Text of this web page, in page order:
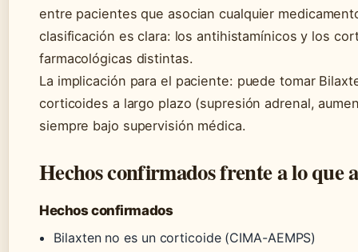
entre pacientes que asocian cualquier
clasificación es clara: los antihistamínicos y los
farmacológicas distintas.
La implicación para el paciente: puede tomar
corticoides a largo plazo (supresión adrenal,
siempre bajo supervisión médica.
Hechos confirmados frente a lo que
Hechos confirmados
Bilaxten no es un corticoide (CIMA-AEMPS)